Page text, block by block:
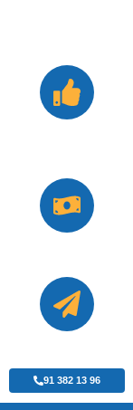
91 382 13 96